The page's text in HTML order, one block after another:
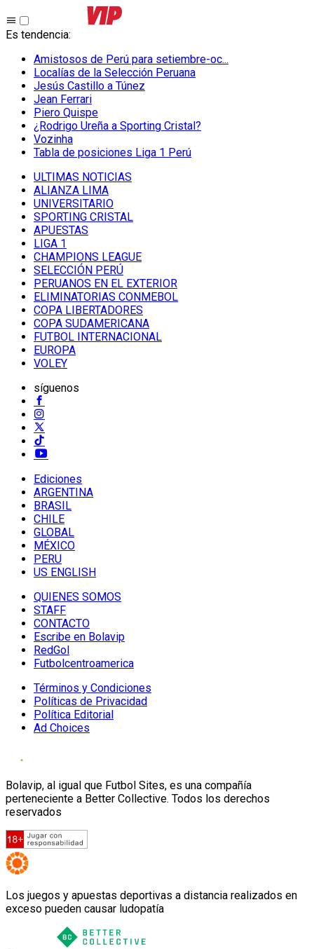
Es tendencia:
Amistosos de Perú para setiembre-oc...
Localías de la Selección Peruana
Jesús Castillo a Túnez
Jean Ferrari
Piero Quispe
¿Rodrigo Ureña a Sporting Cristal?
Vozinha
Tabla de posiciones Liga 1 Perú
ULTIMAS NOTICIAS
ALIANZA LIMA
UNIVERSITARIO
SPORTING CRISTAL
APUESTAS
LIGA 1
CHAMPIONS LEAGUE
SELECCIÓN PERÚ
PERUANOS EN EL EXTERIOR
ELIMINATORIAS CONMEBOL
COPA LIBERTADORES
COPA SUDAMERICANA
FUTBOL INTERNACIONAL
EUROPA
VOLEY
síguenos
Ediciones
ARGENTINA
BRASIL
CHILE
GLOBAL
MÉXICO
PERU
US ENGLISH
QUIENES SOMOS
STAFF
CONTACTO
Escribe en Bolavip
RedGol
Futbolcentroamerica
Términos y Condiciones
Políticas de Privacidad
Política Editorial
Ad Choices
Bolavip, al igual que Futbol Sites, es una compañía
perteneciente a Better Collective. Todos los derechos
reservados
Los juegos y apuestas deportivas a distancia realizados en
exceso pueden causar ludopatía